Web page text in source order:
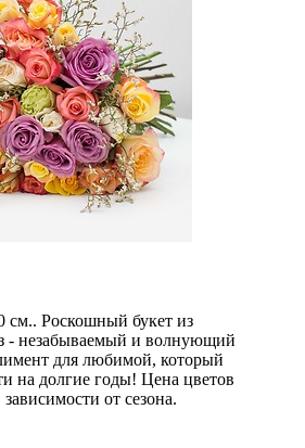
см.. Роскошный букет из
- незабываемый и волнующий
для любимой, который
на долгие годы! Цена цветов
от сезона.